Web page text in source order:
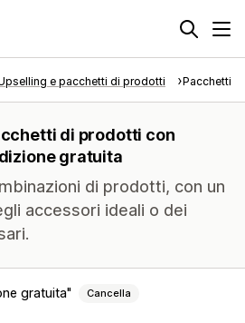
e pacchetti di prodotti Pacchetti
di prodotti con
gratuita
di prodotti, con un
accessori ideali o dei
gratuita Cancella